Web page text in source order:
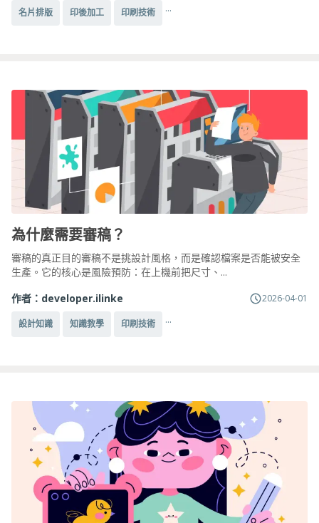
名片排版 印後加工 印刷技術 ...
為什麼需要審稿？
審稿的真正目的審稿不是挑設計風格，而是確認檔案是否能被安全
生產。它的核心是風險預防：在上機前把尺寸、...
作者： developer.ilinke 2026-04-01
設計知識 知識教學 印刷技術 ...